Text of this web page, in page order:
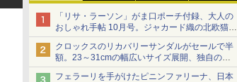
「リサ・ラーソン」がま口ポーチ付録、大人の
おしゃれ手帖 10月号。ジャカード織の北欧猫デ
ザイン
クロックスのリカバリーサンダルがセールで半
額。23～31cmの幅広いサイズ展開、独自のク
ッション素材を採用
フェラーリを手がけたピニンファリーナ、日本